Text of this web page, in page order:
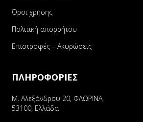
Όροι χρήσης
Πολιτική απορρήτου
Επιστροφές – Ακυρώσεις
ΠΛΗΡΟΦΟΡΙΕΣ
Μ. Αλεξάνδρου 20, ΦΛΩΡΙΝΑ,
53100, Ελλάδα